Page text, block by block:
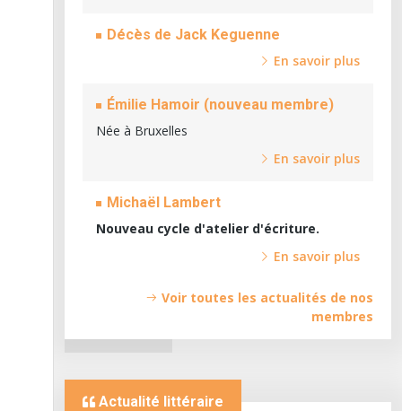
Décès de Jack Keguenne
En savoir plus
Émilie Hamoir (nouveau membre)
Née à Bruxelles
En savoir plus
Michaël Lambert
Nouveau cycle d'atelier d'écriture.
En savoir plus
Voir toutes les actualités de nos
membres
Actualité littéraire